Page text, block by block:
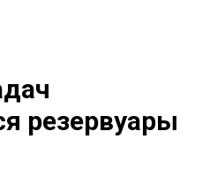
резервуары